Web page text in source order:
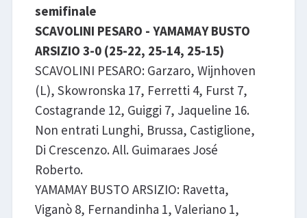
semifinale
SCAVOLINI PESARO - YAMAMAY BUSTO
ARSIZIO 3-0 (25-22, 25-14, 25-15)
SCAVOLINI PESARO: Garzaro, Wijnhoven
(L), Skowronska 17, Ferretti 4, Furst 7,
Costagrande 12, Guiggi 7, Jaqueline 16.
Non entrati Lunghi, Brussa, Castiglione,
Di Crescenzo. All. Guimaraes José
Roberto.
YAMAMAY BUSTO ARSIZIO: Ravetta,
Viganò 8, Fernandinha 1, Valeriano 1,